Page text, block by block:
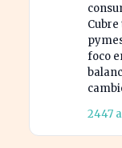
foco
2447